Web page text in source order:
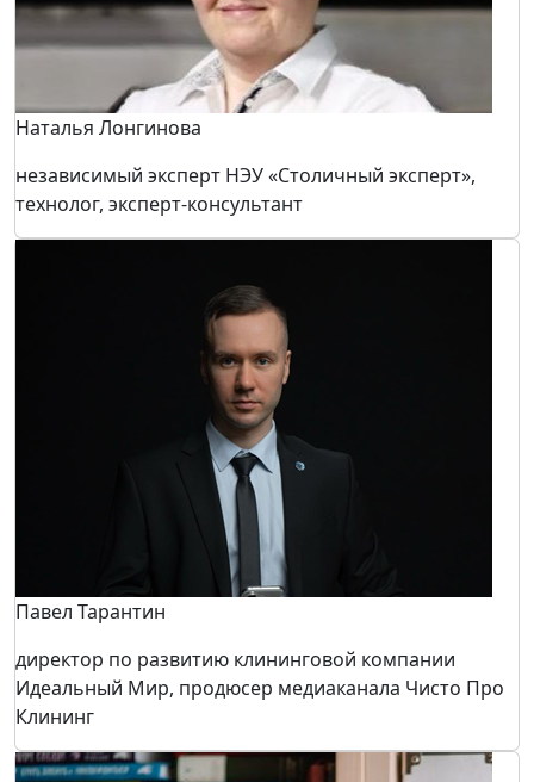
Генеральный директор компании «АГБИС»
независимый эксперт НЭУ «Столичный эксперт»,
технолог, эксперт-консультант